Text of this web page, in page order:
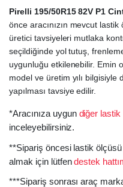
Pirelli 195/50R15 82V P1
önce aracınızın mevcut
üretici tavsiyeleri mutlaka
seçildiğinde yol tutuş,
uygunluğu etkilenebilir. Emin
model ve üretim yılı
yapılması tavsiye edilir.
*Aracınıza uygun diğer lastik
inceleyebilirsiniz.
**Sipariş öncesi lastik
almak için lütfendestek
***Sipariş sonrası araç